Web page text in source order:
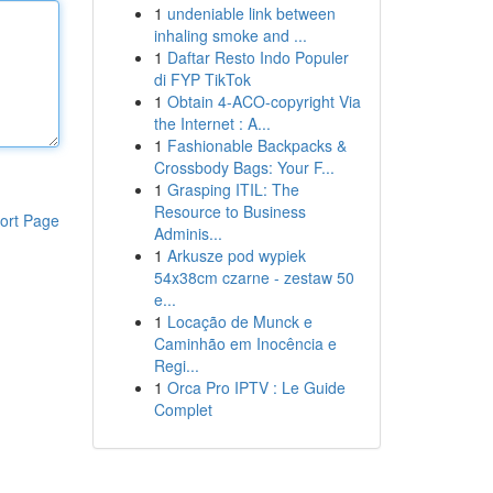
Page
1 undeniable link between
inhaling smoke and ...
1 Daftar Resto Indo Populer
di FYP TikTok
1 Obtain 4-ACO-copyright Via
the Internet : A...
1 Fashionable Backpacks &
Crossbody Bags: Your F...
1 Grasping ITIL: The
Resource to Business
Adminis...
1 Arkusze pod wypiek
54x38cm czarne - zestaw 50
e...
1 Locação de Munck e
Caminhão em Inocência e
Regi...
1 Orca Pro IPTV : Le Guide
Complet